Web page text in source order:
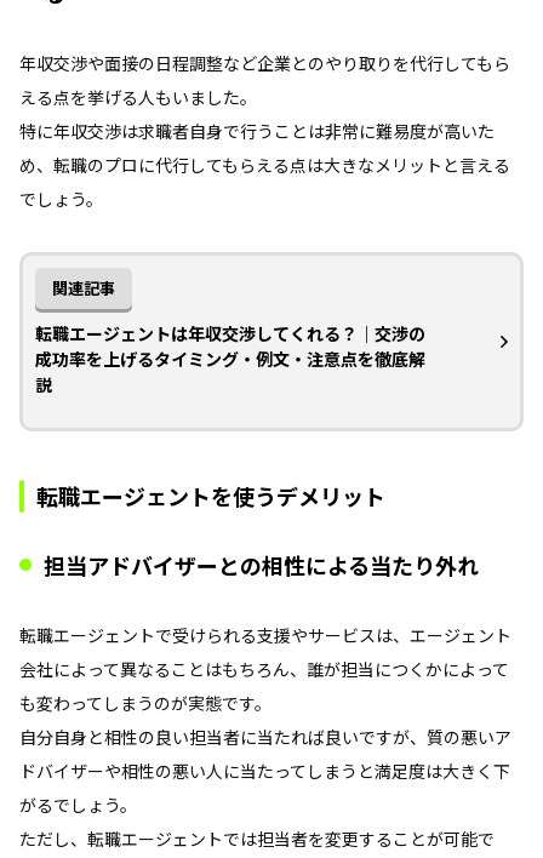
年収交渉や面接の日程調整など企業とのやり取りを代行してもら
える点を挙げる人もいました。
特に年収交渉は求職者自身で行うことは非常に難易度が高いた
め、転職のプロに代行してもらえる点は大きなメリットと言える
でしょう。
関連記事
転職エージェントは年収交渉してくれる？｜交渉の
成功率を上げるタイミング・例文・注意点を徹底解
説
転職エージェントを使うデメリット
担当アドバイザーとの相性による当たり外れ
転職エージェントで受けられる支援やサービスは、エージェント
会社によって異なることはもちろん、誰が担当につくかによって
も変わってしまうのが実態です。
自分自身と相性の良い担当者に当たれば良いですが、質の悪いア
ドバイザーや相性の悪い人に当たってしまうと満足度は大きく下
がるでしょう。
ただし、転職エージェントでは担当者を変更することが可能で